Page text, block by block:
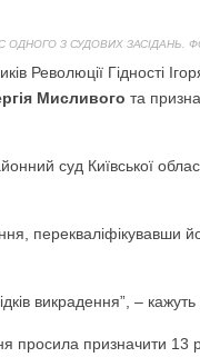
ОДНОГО З СУДОВИХ ЗАСІДАНЬ.
Революції Гідності
Мисливого та
суд Київської
перекваліфікувавши
викрадення”, – кажуть
просила призначити 13